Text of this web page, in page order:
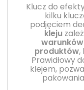
Klucz do
kilku
podjęciem
kleju
produktów,
Prawidłowy
klejem,